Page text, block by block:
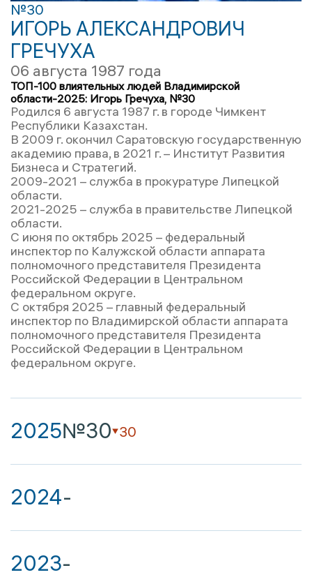
№30
ИГОРЬ АЛЕКСАНДРОВИЧ
ГРЕЧУХА
06 августа 1987 года
ТОП-100 влиятельных людей Владимирской
области-2025: Игорь Гречуха, №30
Родился 6 августа 1987 г. в городе Чимкент
Республики Казахстан.
В 2009 г. окончил Саратовскую государственную
академию права, в 2021 г. – Институт Развития
Бизнеса и Стратегий.
2009-2021 – служба в прокуратуре Липецкой
области.
2021-2025 – служба в правительстве Липецкой
области.
С июня по октябрь 2025 – федеральный
инспектор по Калужской области аппарата
полномочного представителя Президента
Российской Федерации в Центральном
федеральном округе.
С октября 2025 – главный федеральный
инспектор по Владимирской области аппарата
полномочного представителя Президента
Российской Федерации в Центральном
федеральном округе.
2025№30 30
2024-
2023-